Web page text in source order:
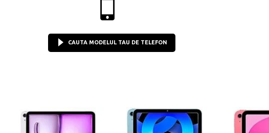
CAUTA MODELUL TAU DE TELEFON